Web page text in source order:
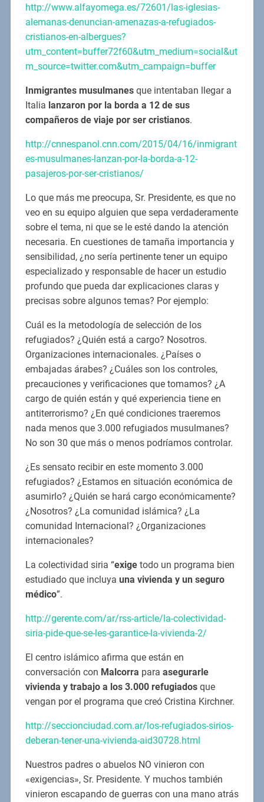
http://www.alfayomega.es/72601/las-iglesias-
alemanas-denuncian-amenazas-a-refugiados-
cristianos-en-albergues?
utm_content=buffer72f60&utm_medium=social&ut
m_source=twitter.com&utm_campaign=buffer
Inmigrantes musulmanesque intentaban llegar a
Italia lanzaron por la borda a 12 de sus
compañeros de viaje por ser cristianos.
http://cnnespanol.cnn.com/2015/04/16/inmigrant
es-musulmanes-lanzan-por-la-borda-a-12-
pasajeros-por-ser-cristianos/
Lo que más me preocupa, Sr. Presidente, es que no
veo en su equipo alguien que sepa verdaderamente
sobre el tema, ni que se le esté dando la atención
necesaria. En cuestiones de tamaña importancia y
sensibilidad, ¿no sería pertinente tener un equipo
especializado y responsable de hacer un estudio
profundo que pueda dar explicaciones claras y
precisas sobre algunos temas? Por ejemplo:
Cuál es la metodología de selección de los
refugiados? ¿Quién está a cargo? Nosotros.
Organizaciones internacionales. ¿Países o
embajadas árabes? ¿Cuáles son los controles,
precauciones y verificaciones que tomamos? ¿A
cargo de quién están y qué experiencia tiene en
antiterrorismo? ¿En qué condiciones traeremos
nada menos que 3.000 refugiados musulmanes?
No son 30 que más o menos podríamos controlar.
¿Es sensato recibir en este momento 3.000
refugiados? ¿Estamos en situación económica de
asumirlo? ¿Quién se hará cargo económicamente?
¿Nosotros? ¿La comunidad islámica? ¿La
comunidad Internacional? ¿Organizaciones
internacionales?
La colectividad siria “exigetodo un programa bien
estudiado que incluya una vivienda y un seguro
médico”.
http://gerente.com/ar/rss-article/la-colectividad-
siria-pide-que-se-les-garantice-la-vivienda-2/
El centro islámico afirma que están en
conversación con Malcorra para asegurarle
vivienda y trabajo a los 3.000 refugiadosque
vengan por el programa que creó Cristina Kirchner.
http://seccionciudad.com.ar/los-refugiados-sirios-
deberan-tener-una-vivienda-aid30728.html
Nuestros padres o abuelos NO vinieron con
«exigencias», Sr. Presidente. Y muchos también
vinieron escapando de guerras con una mano atrás